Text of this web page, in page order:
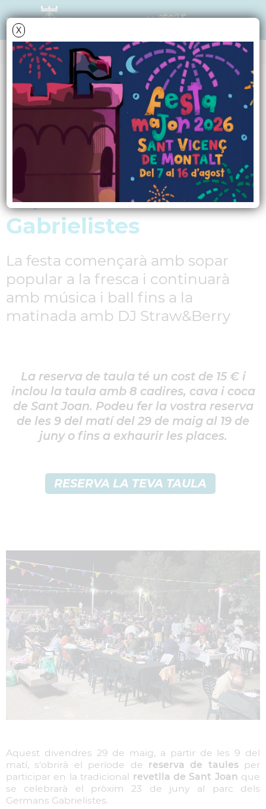
X
NOTÍCIES - ACTUALITAT
Obrim les reserves
per celebrar la
revetlla de Sant Joan
al parc dels Germans
Gabrielistes
La festa començarà amb sopar
popular a la fresca i continuarà
amb música i ball fins a la
matinada amb DJ Straw&Berry
La reserva de taula té un cost de 15 € i
inclou la taula amb 8 cadires, cava i coca
de Sant Joan. Podeu fer la vostra reserva
de les 9 del matí del 29 de maig al 19 de
juny o fins a exhaurir les places.
RESERVA LA TEVA TAULA
Aquest divendres 29 de maig, a partir de les 9 del
matí, s’obrirà el període de reserva de taulesper
participar en la tradicional revetlla de Sant Joan que
se celebrarà el pròxim 23 de juny al parc dels
Germans Gabrielistes.